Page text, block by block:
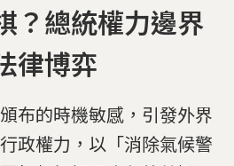
？總統權力邊界
律博弈
布的時機敏感，引發外界
政權力，以「消除氣候警